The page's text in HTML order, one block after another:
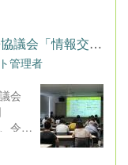
から
い
が、
い
し
令和８年度 上北地区特別支援連携協議会「情報交流会」 令和...
管理者
会
令和